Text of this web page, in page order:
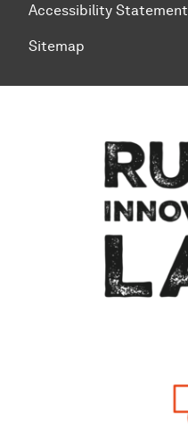
Accessibility Statement
Sitemap